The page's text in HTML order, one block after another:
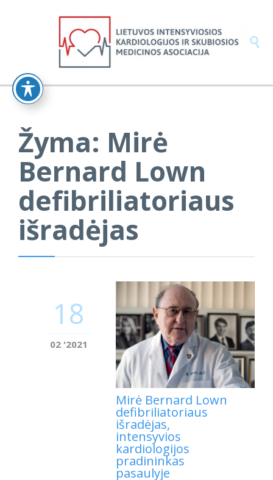

Žyma: Mirė
Bernard Lown
defibriliatoriaus
išradėjas
18
02 '2021
Mirė Bernard Lown
defibriliatoriaus
išradėjas,
intensyvios
kardiologijos
pradininkas
pasaulyje